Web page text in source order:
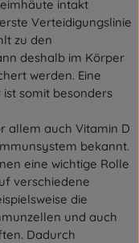
intakt
Verteidigungslinie
zu den
deshalb im Körper
werden. Eine
somit besonders
allem auch Vitamin D
bekannt.
eine wichtige Rolle
verschiedene
die
und auch
Dadurch